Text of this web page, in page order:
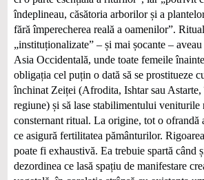
îndeplineau, căsătoria arborilor și a
fără împerecherea reală a oamenilor”.
„instituționalizate” – și mai șocante –
Asia Occidentală, unde toate femeile
obligația cel puțin o dată să se prostitueze
închinat Zeiței (Afrodita, Ishtar sau
regiune) și să lase stabilimentului veniturile
consternant ritual. La origine, tot o ofrandă
ce asigură fertilitatea pământurilor.
poate fi exhaustivă. Ea trebuie spartă când
dezordinea ce lasă spațiu de manifestare